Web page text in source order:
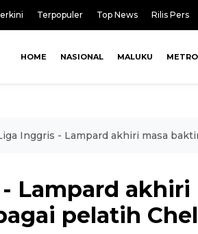
Terpopuler Top News Rilis Pers
HOME NASIONAL MALUKU
Inggris - Lampard akhiri masa
Lampard akhiri
pelatih